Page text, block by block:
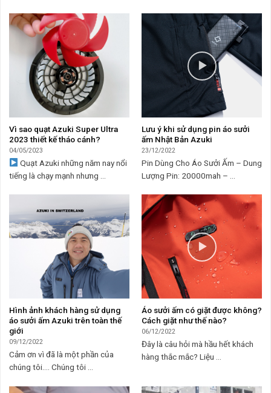
Vì sao quạt Azuki Super Ultra
2023 thiết kế tháo cánh?
04/05/2023
Quạt Azuki những năm nay nổi
tiếng là chạy mạnh nhưng ...
Lưu ý khi sử dụng pin áo sưởi
ấm Nhật Bản Azuki
23/12/2022
Pin Dùng Cho Áo Sưởi Ấm – Dung
Lượng Pin: 20000mah – ...
Hình ảnh khách hàng sử dụng
áo sưởi ấm Azuki trên toàn thế
giới
09/12/2022
Cảm ơn vì đã là một phần của
chúng tôi…. Chúng tôi ...
Áo sưởi ấm có giặt được không?
Cách giặt như thế nào?
06/12/2022
Đây là câu hỏi mà hầu hết khách
hàng thắc mắc? Liệu ...